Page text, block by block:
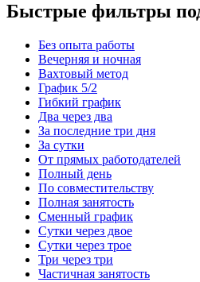
Быстрые фильтры
Без опыта работы
Вечерняя и ночная
Вахтовый метод
График 5/2
Гибкий график
Два через два
За последние три дня
За сутки
От прямых работодателей
Полный день
По совместительству
Полная занятость
Сменный график
Сутки через двое
Сутки через трое
Три через три
Частичная занятость